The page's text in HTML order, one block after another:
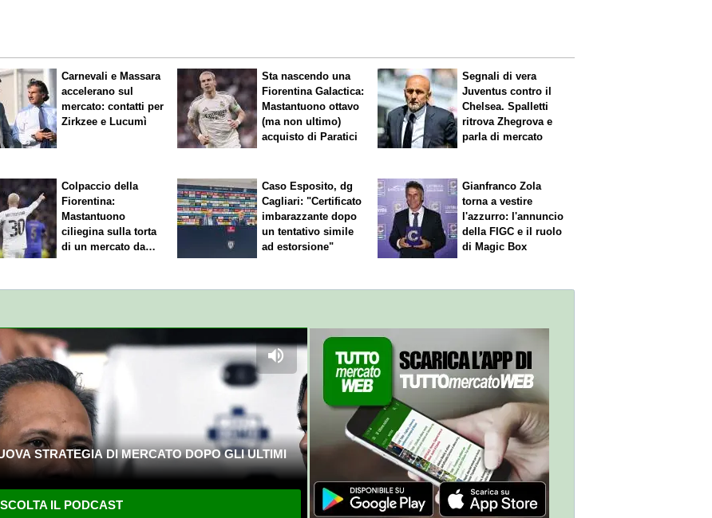
Carnevali e Massara
accelerano sul
mercato: contatti per
Zirkzee e Lucumì
Sta nascendo una
FiorentinaGalactica:
Mastantuono ottavo
(ma non ultimo)
acquisto di Paratici
Segnali di vera
Juventus contro il
Chelsea. Spalletti
ritrova Zhegrova e
parla di mercato
Colpaccio della
Fiorentina:
Mastantuono
ciliegina sulla torta
di un mercato da
Caso Esposito, dg
Cagliari: "Certificato
imbarazzante dopo
un tentativo simile
ad estorsione"
Gianfranco Zola
torna a vestire
l'azzurro: l'annuncio
della FIGC e il ruolo
di Magic Box
STRATEGIA DI MERCATO DOPO GLI ULTIMI
IL PODCAST